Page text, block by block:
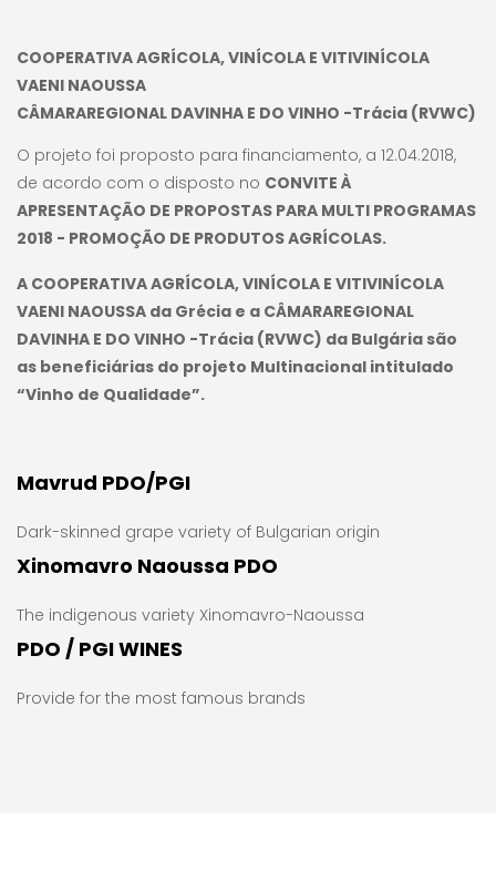
COOPERATIVA AGRÍCOLA, VINÍCOLA E VITIVINÍCOLA
VAENI NAOUSSA
CÂMARAREGIONAL DAVINHA E DO VINHO -Trácia (RVWC)
O projeto foi proposto para financiamento, a 12.04.2018,
de acordo com o disposto no CONVITE À
APRESENTAÇÃO DE PROPOSTAS PARA MULTI PROGRAMAS
2018 - PROMOÇÃO DE PRODUTOS AGRÍCOLAS.
A COOPERATIVA AGRÍCOLA, VINÍCOLA E VITIVINÍCOLA
VAENI NAOUSSA da Grécia e a CÂMARAREGIONAL
DAVINHA E DO VINHO -Trácia (RVWC) da Bulgária são
as beneficiárias do projeto Multinacional intitulado
“Vinho de Qualidade”.
Mavrud PDO/PGI
Dark-skinned grape variety of Bulgarian origin
Xinomavro Naoussa PDO
The indigenous variety Xinomavro-Naoussa
PDO / PGI WINES
Provide for the most famous brands